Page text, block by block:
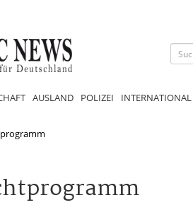
AUSLAND POLIZEI INTERNATIONAL